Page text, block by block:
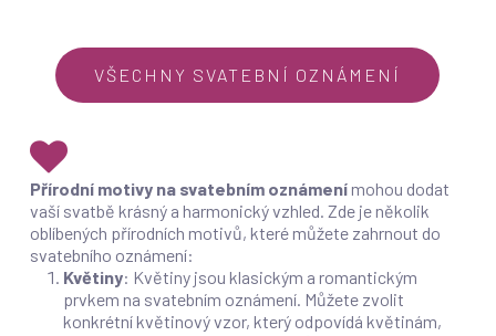
VŠECHNY SVATEBNÍ OZNÁMENÍ
Přírodní motivy na svatebním oznámenímohou dodat
vaší svatbě krásný a harmonický vzhled. Zde je několik
oblíbených přírodních motivů, které můžete zahrnout do
svatebního oznámení:
Květiny: Květiny jsou klasickým a romantickým
prvkem na svatebním oznámení. Můžete zvolit
konkrétní květinový vzor, který odpovídá květinám,